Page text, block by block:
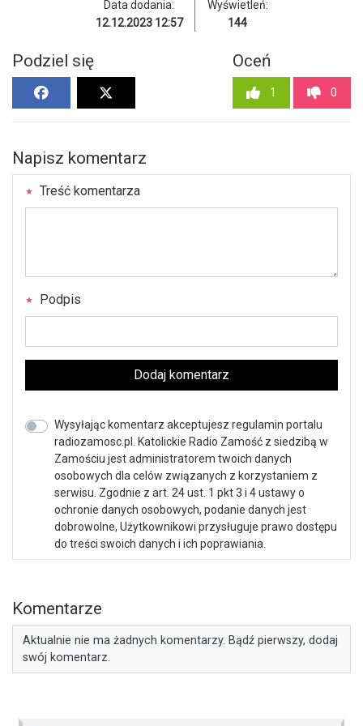
Data dodania:
12.12.2023 12:57
Wyświetleń:
144
Podziel się Oceń
1 0
Napisz komentarz
Treść komentarza
Podpis
Dodaj komentarz
Wysyłając komentarz akceptujesz regulamin portalu
radiozamosc.pl. Katolickie Radio Zamość z siedzibą w
Zamościu jest administratorem twoich danych
osobowych dla celów związanych z korzystaniem z
serwisu. Zgodnie z art. 24 ust. 1 pkt 3 i 4 ustawy o
ochronie danych osobowych, podanie danych jest
dobrowolne, Użytkownikowi przysługuje prawo dostępu
do treści swoich danych i ich poprawiania.
Komentarze
Aktualnie nie ma żadnych komentarzy. Bądź pierwszy, dodaj
swój komentarz.